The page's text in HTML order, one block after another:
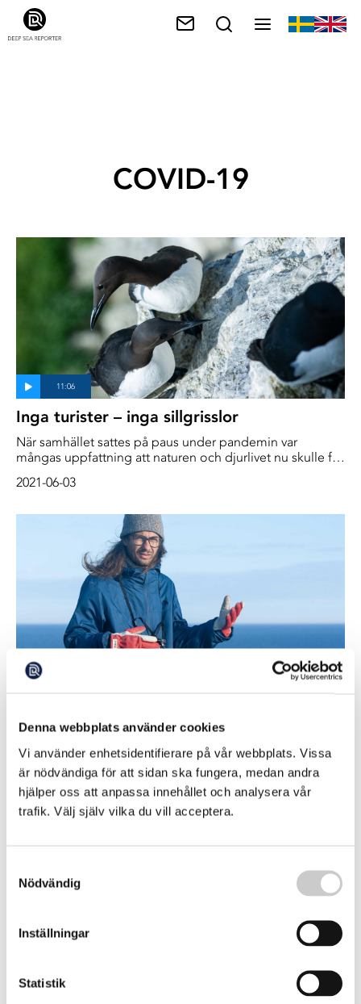
Denna webbplats använder cookies
Vi använder enhetsidentifierare på vår webbplats. Vissa
är nödvändiga för att sidan ska fungera, medan andra
hjälper oss att anpassa innehållet och analysera vår
trafik. Välj själv vilka du vill acceptera.
Nödvändig
Inställningar
Statistik
COVID-19
Inga turister – inga sillgrisslor
När samhället sattes på paus under pandemin var
mångas uppfattning att naturen och djurlivet nu skulle få
Karlsö blev det tvärtom – de saknade turisterna
2021-06-03
Jonas Hentati Sundberg är marinbiolog och har forskat
på sillgrissor, på Stora Karlsö, i snart två decennier. När ön
stängdes ner för turister under pandemin så upptäckte
han något fascinerande: Sillgrisslorna behövde turisterna
för att överleva
2021-05-28
Forskare hoppas på viral gäddvandring
E-dna har använts för att bland annat spåra coronavirusets